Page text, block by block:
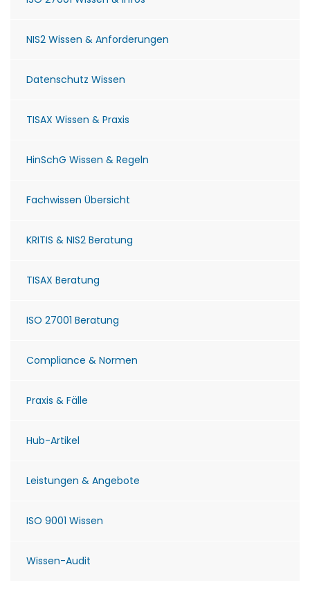
NIS2 Wissen & Anforderungen
Datenschutz Wissen
TISAX Wissen & Praxis
HinSchG Wissen & Regeln
Fachwissen Übersicht
KRITIS & NIS2 Beratung
TISAX Beratung
ISO 27001 Beratung
Compliance & Normen
Praxis & Fälle
Hub-Artikel
Leistungen & Angebote
ISO 9001 Wissen
Wissen-Audit